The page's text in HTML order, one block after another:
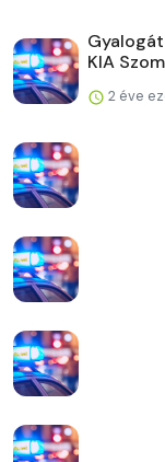
KIA
2 éve